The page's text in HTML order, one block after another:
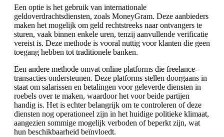
Een optie is het gebruik van internationale
geldoverdrachtsdiensten, zoals MoneyGram. Deze aanbieders
maken het mogelijk om geld rechtstreeks naar ontvangers te
sturen, vaak binnen enkele uren, tenzij aanvullende verificatie
vereist is. Deze methode is vooral nuttig voor klanten die geen
toegang hebben tot traditionele banken.
Een andere methode omvat online platforms die freelance-
transacties ondersteunen. Deze platforms stellen doorgaans in
staat om salarissen en betalingen voor geleverde diensten in
roebels over te maken, waardoor het voor beide partijen
handig is. Het is echter belangrijk om te controleren of deze
diensten nog operationeel zijn in het huidige politieke klimaat,
aangezien sommige mogelijk verboden of beperkt zijn, wat
hun beschikbaarheid beïnvloedt.